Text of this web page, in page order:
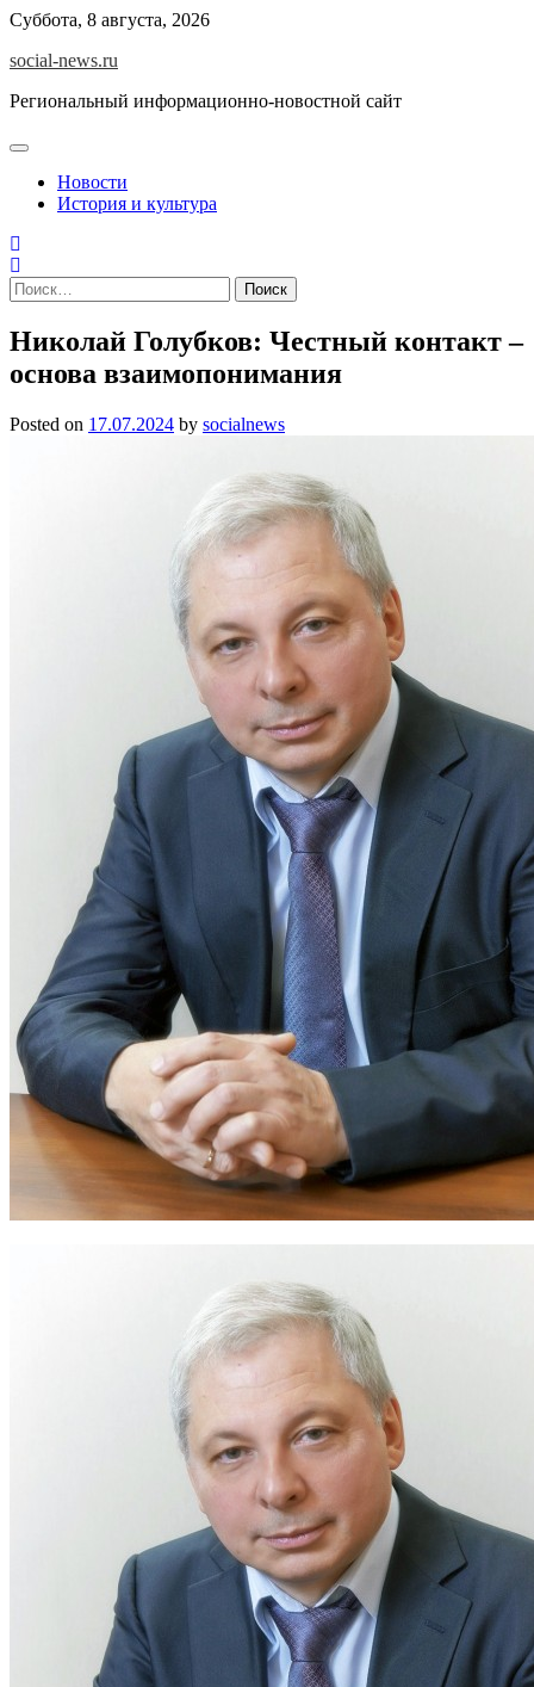
Skip
content
Суббота, 8 августа, 2026
social-news.ru
Региональный информационно-новостной сайт
Новости
История и культура
Найти:
Николай Голубков: Честный контакт –
основа взаимопонимания
Posted on 17.07.2024 by socialnews